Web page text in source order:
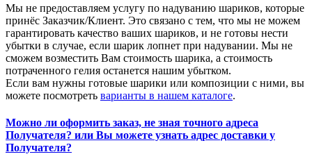
Мы не предоставляем услугу по надуванию шариков, которые
принёс Заказчик/Клиент. Это связано с тем, что мы не можем
гарантировать качество ваших шариков, и не готовы нести
убытки в случае, если шарик лопнет при надувании. Мы не
сможем возместить Вам стоимость шарика, а стоимость
потраченного гелия останется нашим убытком.
Если вам нужны готовые шарики или композиции с ними, вы
можете посмотреть варианты в нашем каталоге.
Можно ли оформить заказ, не зная точного адреса
Получателя? или Вы можете узнать адрес доставки у
Получателя?